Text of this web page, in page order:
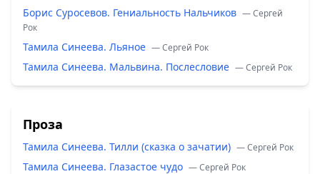
Борис Суросевов. Гениальность Нальчиков — Сергей
Рок
Тамила Синеева. Льяное — Сергей Рок
Тамила Синеева. Мальвина. Послесловие — Сергей Рок
Проза
Тамила Синеева. Тилли (сказка о зачатии) — Сергей Рок
Тамила Синеева. Глазастое чудо — Сергей Рок